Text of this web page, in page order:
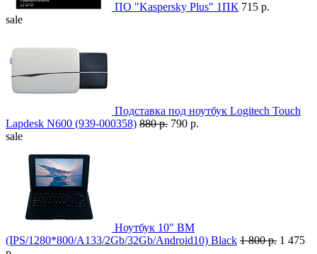
ПО "Kaspersky Plus" 1ПК 715 р.
sale
Подставка под ноутбук Logitech Touch
Lapdesk N600 (939-000358) 880 р. 790 р.
sale
Ноутбук 10" BM
(IPS/1280*800/A133/2Gb/32Gb/Android10) Black 1 800 р. 1 475